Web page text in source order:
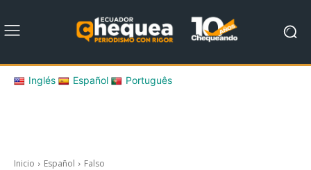
Inglés Español Português
Inicio Español Falso